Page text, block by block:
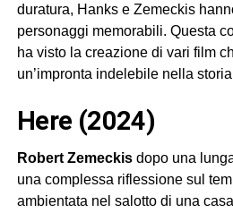
duratura, Hanks e Zemeckis
personaggi memorabili. Questa
ha visto la creazione di vari film
un’impronta indelebile nella
here (2024)
Robert Zemeckisdopo una
una complessa riflessione sul
ambientata nel salotto di una